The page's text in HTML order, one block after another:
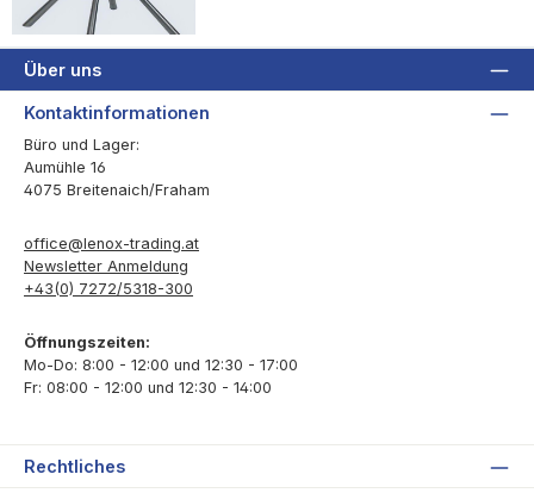
Über uns
Kontaktinformationen
Büro und Lager:
Aumühle 16
4075 Breitenaich/Fraham
office@lenox-trading.at
Newsletter Anmeldung
+43(0) 7272/5318-300
Öffnungszeiten:
Mo-Do: 8:00 - 12:00 und 12:30 - 17:00
Fr: 08:00 - 12:00 und 12:30 - 14:00
Rechtliches